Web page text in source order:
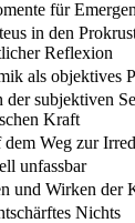
für
in den
Reflexion
als objektives
der subjektiven
Kraft
dem Weg zur
unfassbar
und Wirken der
Nichts